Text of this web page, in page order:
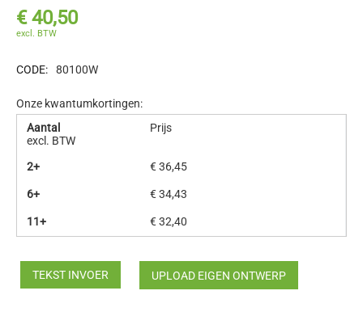
€40,50
excl. BTW
CODE: 80100W
Onze kwantumkortingen:
Aantal
Prijs
excl. BTW
2+
€36,45
6+ €34,43
11+ €32,40
TEKST INVOER UPLOAD EIGEN ONTWERP